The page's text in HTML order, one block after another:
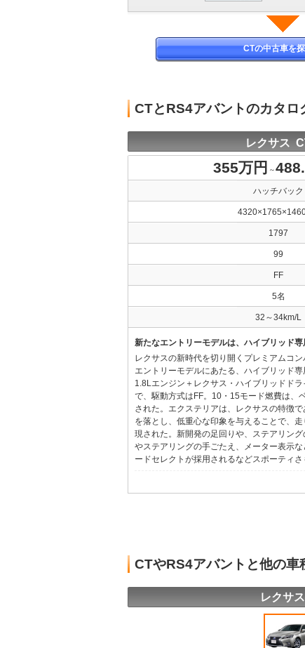
CTの中古車を
CTとRS4アバントのカタロ
レクサス
355万円 ～
ハッチバック
1797
99
FF
5名
32～34km/L
新たなエントリーモデルは、ハイブリッド専
レクサスの新時代を切り開くプレミアムコ
エントリーモデルにあたる、ハイブリッド
1.8Lエンジン＋レクサス・ハイブリッドド
で、駆動方式はFF。10・15モード燃費は、
された。エクステリアは、レクサスの特徴
を落とし、低重心な印象を与えることで、
現された。新開発の足回りや、ステアリン
やステアリングの手ごたえ、メーター表示
ードセレクトが採用されるなどスポーティ
CTやRS4アバントと他の車
レクサ